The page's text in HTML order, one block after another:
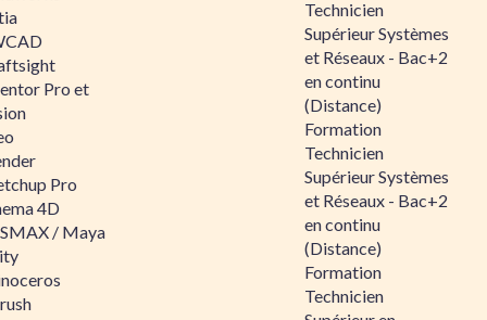
Pro et
Pro
4D
/ Maya
Technicien
Supérieur Systèmes
et Réseaux - Bac+2
en continu
(Distance)
Formation
Technicien
Supérieur Systèmes
et Réseaux - Bac+2
en continu
(Distance)
Formation
Technicien